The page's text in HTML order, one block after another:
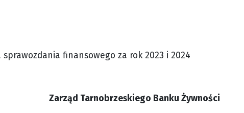
finansowego za rok 2023 i 2024
Zarząd Tarnobrzeskiego Banku Żywności